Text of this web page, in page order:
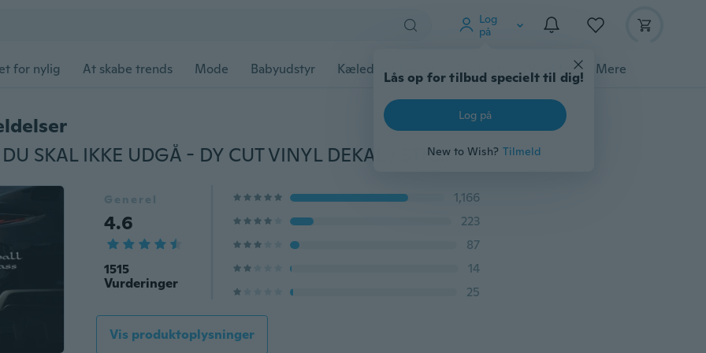
Log
på
Lås op for tilbud specielt til dig!
Log på
New to Wish? Tilmeld
for nylig At skabe trends Mode Babyudstyr Kæledyrstilbehør Gadgets Værktøj Mere
GANDALF - DU SKAL IKKE UDGÅ - DY CUT VINYL DEKAL / STICKER T142
Generel
4.6
1515
Vurderinger
1,166
223
87
14
25
Vis produktoplysninger